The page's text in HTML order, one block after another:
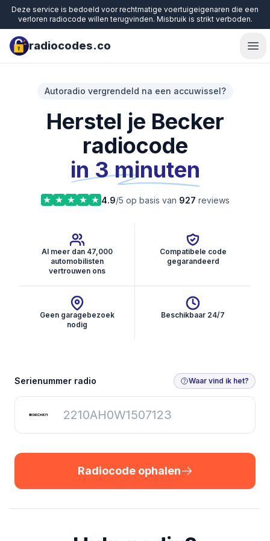
Deze service is bedoeld voor rechtmatige voertuigeigenaren die een
verloren radiocode willen terugvinden. Misbruik is strikt verboden.
radiocodes.co
Autoradio vergrendeld na een accuwissel?
Herstel je Becker
radiocode
in 3 minuten
4.9/5 op basis van 927 reviews
Al meer dan 47,000
automobilisten
vertrouwen ons
Compatibele code
gegarandeerd
Geen garagebezoek
nodig
Beschikbaar 24/7
Radiocode ophalen
Serienummer radio Waar vind ik het?
Radiocode ophalen